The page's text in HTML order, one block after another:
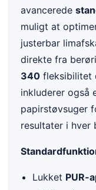
avancerede
muligt at
justerbar
direkte fra
340 fleksibilitet
inkluderer også
papirstøvsuger
resultater i hver
Lukket PUR-